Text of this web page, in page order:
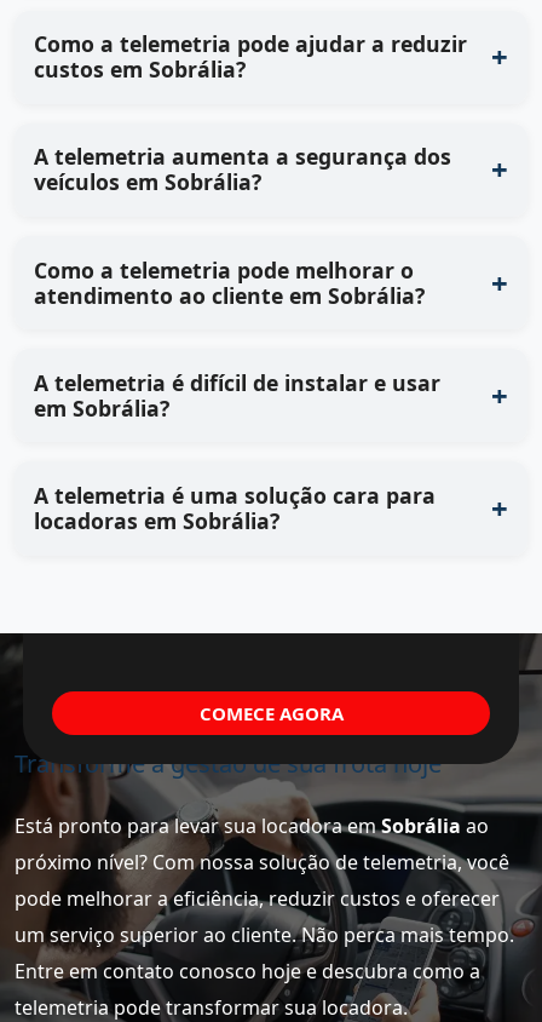
Como a telemetria pode ajudar a reduzir
custos em Sobrália?
A telemetria aumenta a segurança dos
veículos em Sobrália?
Como a telemetria pode melhorar o
atendimento ao cliente em Sobrália?
A telemetria é difícil de instalar e usar
em Sobrália?
A telemetria é uma solução cara para
locadoras em Sobrália?
Transforme a gestão de sua frota hoje
Está pronto para levar sua locadora emSobrália ao
próximo nível? Com nossa solução de telemetria, você
pode melhorar a eficiência, reduzir custos e oferecer
um serviço superior ao cliente. Não perca mais tempo.
Entre em contato conosco hoje e descubra como a
telemetria pode transformar sua locadora.
COMECE AGORA